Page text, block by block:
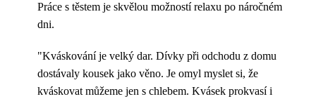
Práce s těstem je skvělou možností relaxu po náročném
dni.
"Kváskování je velký dar. Dívky při odchodu z domu
dostávaly kousek jako věno. Je omyl myslet si, že
kváskovat můžeme jen s chlebem. Kvásek prokvasí i